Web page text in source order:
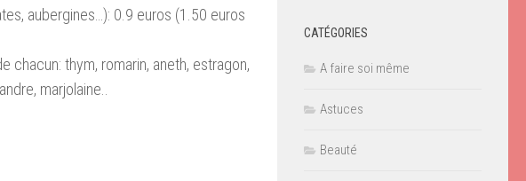
aubergines…): 0.9 euros (1.50 euros
chacun: thym, romarin, aneth, estragon,
marjolaine..
CATÉGORIES
A faire soi même
Astuces
Beauté